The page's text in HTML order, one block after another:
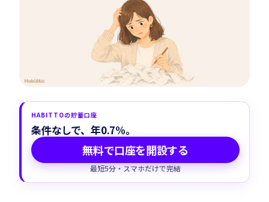
HABITTOの貯蓄口座
条件なしで、年0.7%。
無料で口座を開設する
最短5分・スマホだけで完結